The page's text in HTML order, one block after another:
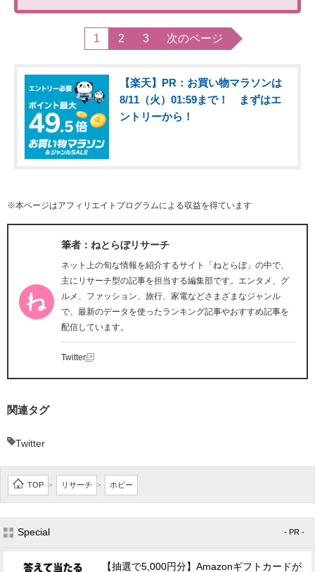
1 2 3 次のページ
【楽天】PR：お買い物マラソンは
8/11（火）01:59まで！ まずはエ
ントリーから！
※本ページはアフィリエイトプログラムによる収益を得ています
筆者：ねとらぼリサーチ
ネット上の旬な情報を紹介するサイト「ねとらぼ」の中で、
主にリサーチ型の記事を担当する編集部です。エンタメ、グ
ルメ、ファッション、旅行、家電などさまざまなジャンル
で、最新のデータを使ったランキング記事やおすすめ記事を
配信しています。
Twitter
関連タグ
Twitter
TOP > リサーチ > ホビー
Special - PR -
【抽選で5,000円分】Amazonギフトカードが